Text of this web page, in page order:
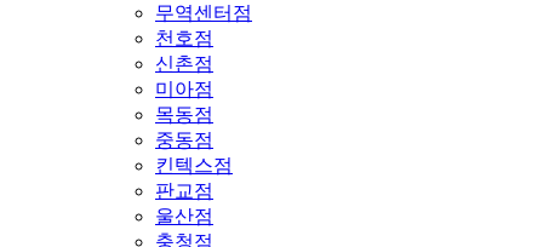
무역센터점
천호점
신촌점
미아점
목동점
중동점
킨텍스점
판교점
울산점
충청점